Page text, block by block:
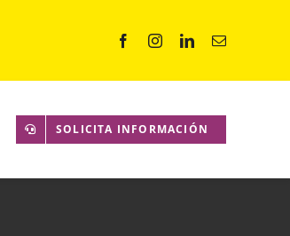
SOLICITA INFORMACIÓN